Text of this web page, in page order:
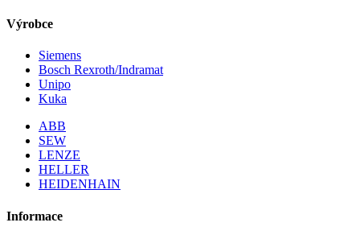
Výrobce
Siemens
Bosch Rexroth/Indramat
Unipo
Kuka
ABB
SEW
LENZE
HELLER
HEIDENHAIN
Informace